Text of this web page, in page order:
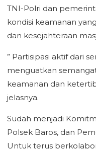
TNI-Polri dan
kondisi keamanan
dan kesejahteraan
” Partisipasi aktif dari
menguatkan
keamanan dan
jelasnya.
Sudah menjadi
Polsek Baros, dan
Untuk terus